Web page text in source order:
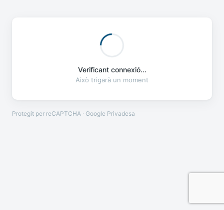
Verificant connexió...
Això trigarà un moment
Protegit per reCAPTCHA · Google Privadesa